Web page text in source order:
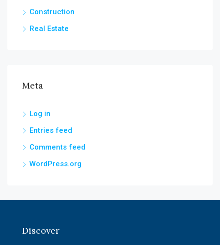
Construction
Real Estate
Meta
Log in
Entries feed
Comments feed
WordPress.org
Discover